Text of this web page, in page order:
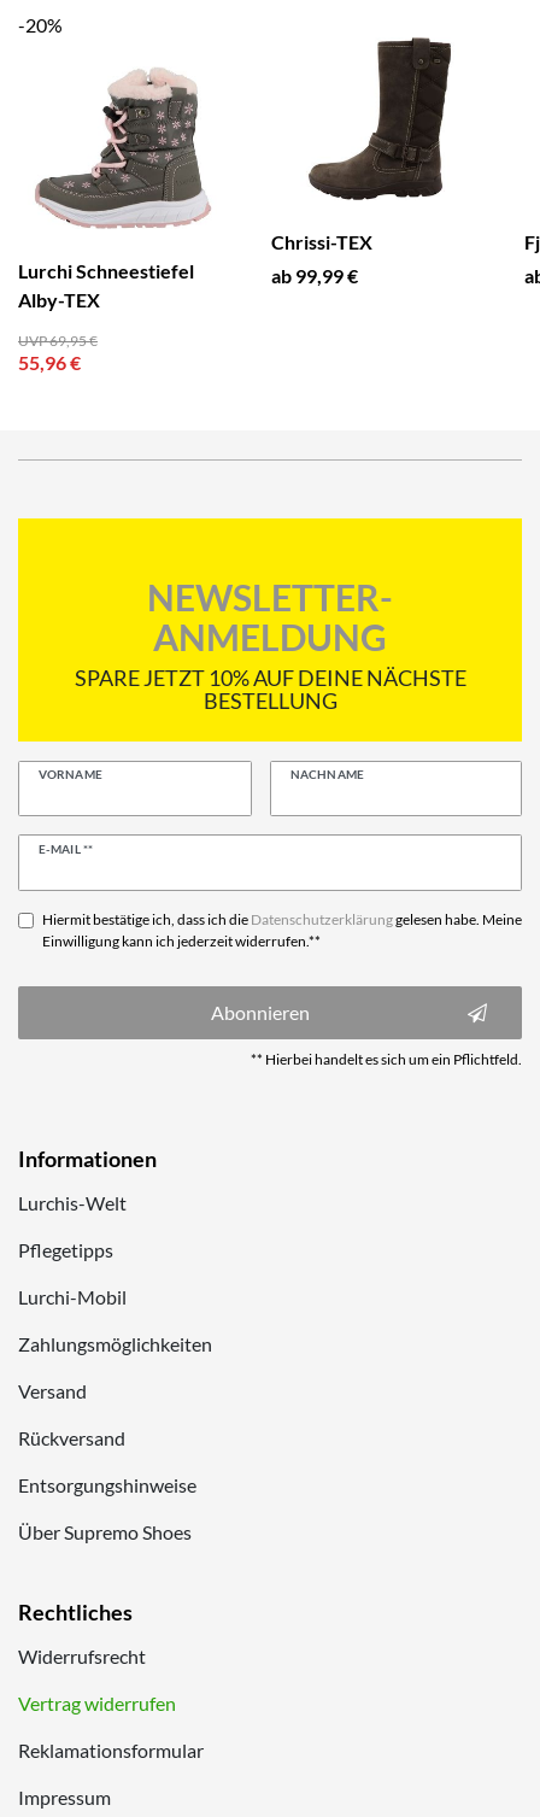
-20%
Lurchi Schneestiefel
Alby-TEX
UVP 69,95 €
55,96 €
Chrissi-TEX
ab 99,99 €
NEWSLETTER-
ANMELDUNG
SPARE JETZT 10% AUF DEINE NÄCHSTE
BESTELLUNG
VORNAME NACHNAME
E-MAIL **
Newsletter
Hiermit bestätige ich, dass ich die Daten­schutz­erklärunggelesen habe. Meine
Einwilligung kann ich jederzeit widerrufen.**
Abonnieren
** Hierbei handelt es sich um ein Pflichtfeld.
Informationen
Lurchis-Welt
Pflegetipps
Lurchi-Mobil
Zahlungsmöglichkeiten
Versand
Rückversand
Entsorgungshinweise
Über Supremo Shoes
Rechtliches
Widerrufsrecht
Vertrag widerrufen
Reklamationsformular
Impressum